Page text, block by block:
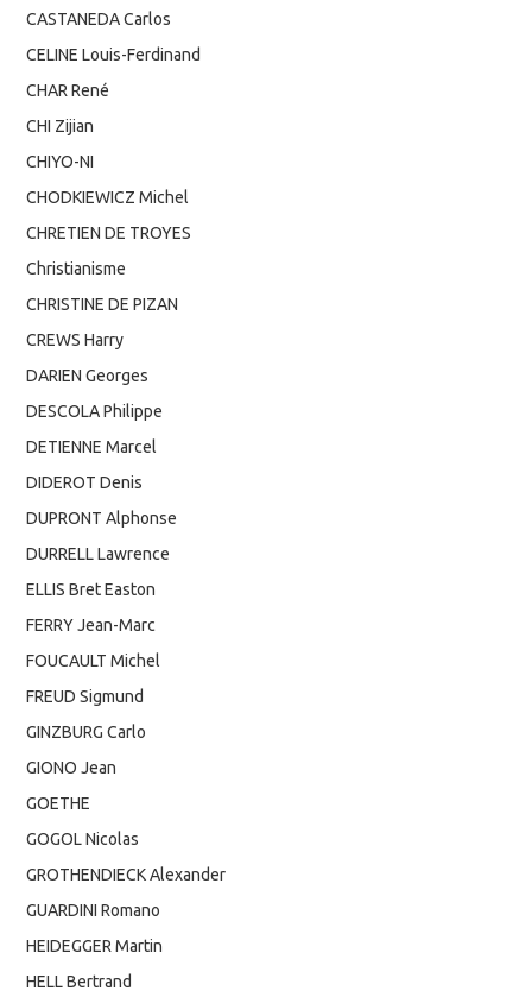
CASTANEDA Carlos
CELINE Louis-Ferdinand
CHAR René
CHI Zijian
CHIYO-NI
CHODKIEWICZ Michel
CHRETIEN DE TROYES
Christianisme
CHRISTINE DE PIZAN
CREWS Harry
DARIEN Georges
DESCOLA Philippe
DETIENNE Marcel
DIDEROT Denis
DUPRONT Alphonse
DURRELL Lawrence
ELLIS Bret Easton
FERRY Jean-Marc
FOUCAULT Michel
FREUD Sigmund
GINZBURG Carlo
GIONO Jean
GOETHE
GOGOL Nicolas
GROTHENDIECK Alexander
GUARDINI Romano
HEIDEGGER Martin
HELL Bertrand